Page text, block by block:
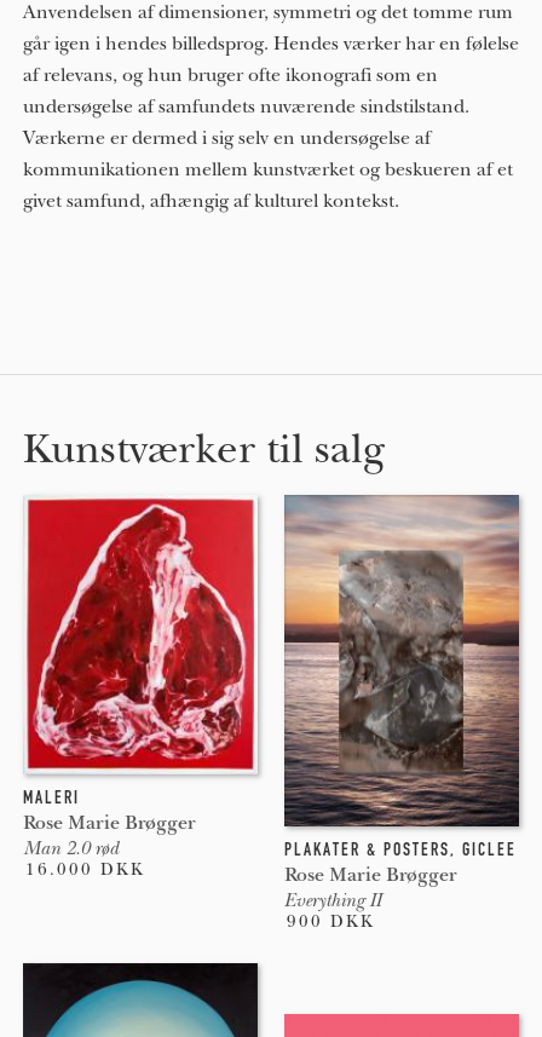
Anvendelsen af ​​dimensioner, symmetri og det tomme rum
går igen i hendes billedsprog. Hendes værker har en følelse
af relevans, og hun bruger ofte ikonografi som en
undersøgelse af samfundets nuværende sindstilstand.
Værkerne er dermed i sig selv en undersøgelse af
kommunikationen mellem kunstværket og beskueren af ​​et
givet samfund, afhængig af kulturel kontekst.
Kunstværker til salg
MALERI
Rose Marie Brøgger
Man 2.0 rød
16.000 DKK
PLAKATER & POSTERS, GICLEE
Rose Marie Brøgger
Everything II
900 DKK